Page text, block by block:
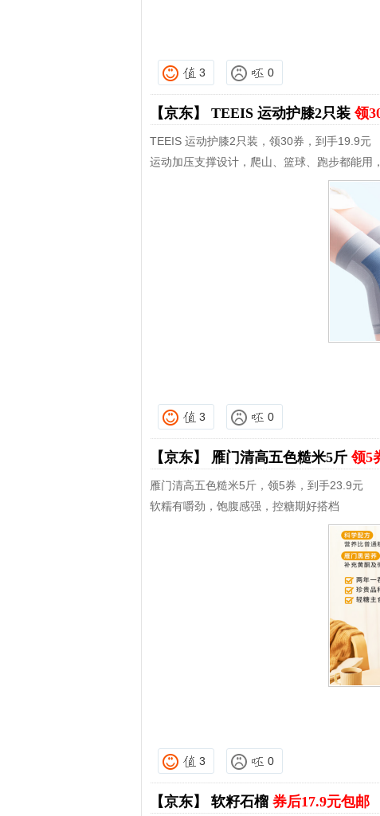
3 0
【京东】 TEEIS 运动护膝2只装领
TEEIS 运动护膝2只装，领30券，到手19.9元
运动加压支撑设计，爬山、篮球、跑步都能用
3 0
【京东】 雁门清高五色糙米5斤领5
雁门清高五色糙米5斤，领5券，到手23.9元
软糯有嚼劲，饱腹感强，控糖期好搭档
3 0
【京东】 软籽石榴 券后17.9元包邮